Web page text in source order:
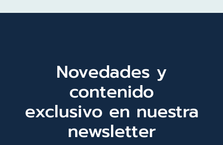
Novedades y
contenido
exclusivo en nuestra
newsletter